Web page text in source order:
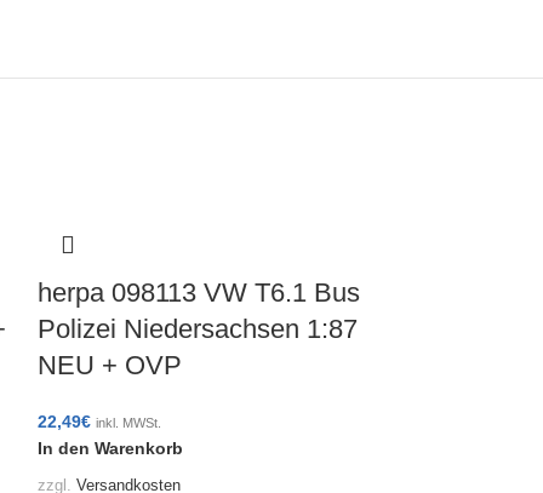
herpa 098113 VW T6.1 Bus
Polizei Niedersachsen 1:87
NEU + OVP
22,49€ inkl. MWSt.
In den Warenkorb
zzgl. Versandkosten